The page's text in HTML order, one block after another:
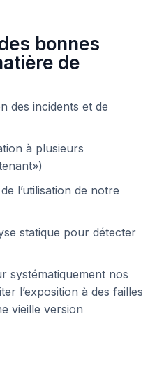
bonnes
de
des incidents et de
à plusieurs
l’utilisation de notre
statique pour détecter
systématiquement nos
l’exposition à des failles
vieille version